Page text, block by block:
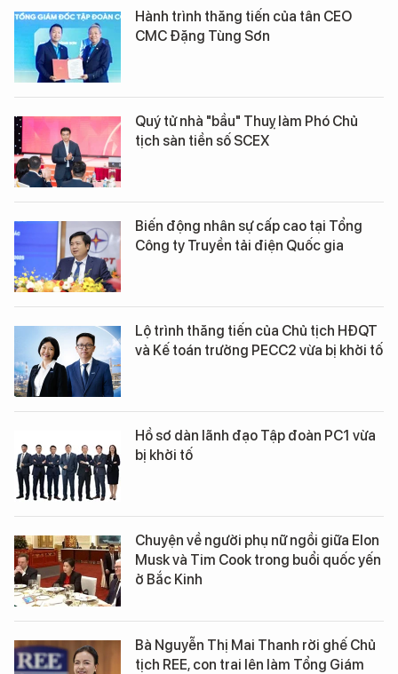
Hành trình thăng tiến của tân CEO
CMC Đặng Tùng Sơn
Quý tử nhà "bầu" Thuỵ làm Phó Chủ
tịch sàn tiền số SCEX
Biến động nhân sự cấp cao tại Tổng
Công ty Truyền tải điện Quốc gia
Lộ trình thăng tiến của Chủ tịch HĐQT
và Kế toán trưởng PECC2 vừa bị khởi tố
Hồ sơ dàn lãnh đạo Tập đoàn PC1 vừa
bị khởi tố
Chuyện về người phụ nữ ngồi giữa Elon
Musk và Tim Cook trong buổi quốc yến
ở Bắc Kinh
Bà Nguyễn Thị Mai Thanh rời ghế Chủ
tịch REE, con trai lên làm Tổng Giám